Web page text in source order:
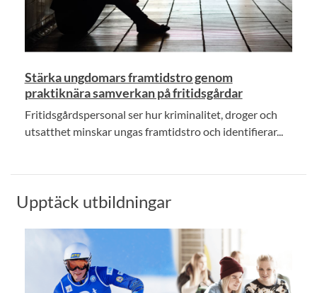
Stärka ungdomars framtidstro genom
praktiknära samverkan på fritidsgårdar
Fritidsgårdspersonal ser hur kriminalitet, droger och
utsatthet minskar ungas framtidstro och identifierar...
Upptäck utbildningar